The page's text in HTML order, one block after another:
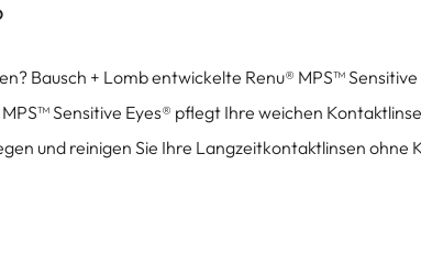
Bausch + Lomb entwickelte Renu® MPS™ Sensitive
Sensitive Eyes® pflegt Ihre weichen
und reinigen Sie Ihre Langzeitkontaktlinsen ohne